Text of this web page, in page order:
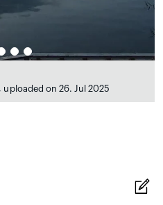
, uploaded on 26. Jul 2025